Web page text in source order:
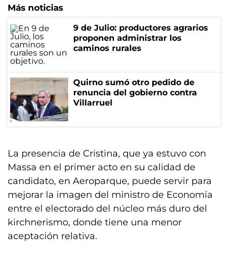
Más noticias
9 de Julio: productores agrarios
proponen administrar los
caminos rurales
Quirno sumó otro pedido de
renuncia del gobierno contra
Villarruel
La presencia de Cristina, que ya estuvo con
Massa en el primer acto en su calidad de
candidato, en Aeroparque, puede servir para
mejorar la imagen del ministro de Economía
entre el electorado del núcleo más duro del
kirchnerismo, donde tiene una menor
aceptación relativa.